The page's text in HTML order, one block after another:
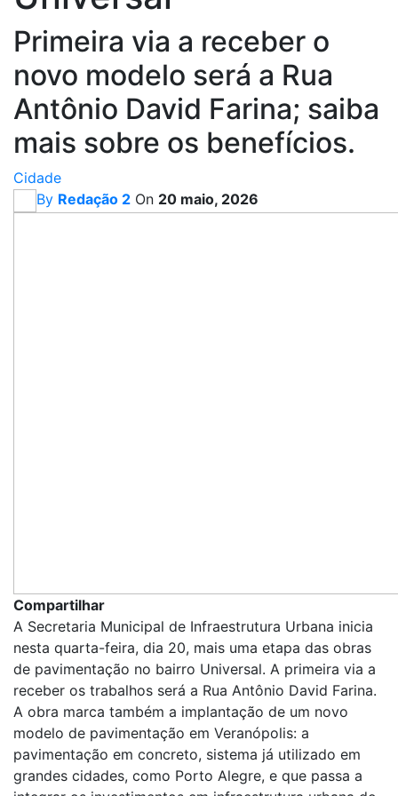
Primeira via a receber o
novo modelo será a Rua
Antônio David Farina; saiba
mais sobre os benefícios.
Cidade
By Redação 2 On 20 maio, 2026
Compartilhar
A Secretaria Municipal de Infraestrutura Urbana inicia
nesta quarta-feira, dia 20, mais uma etapa das obras
de pavimentação no bairro Universal. A primeira via a
receber os trabalhos será a Rua Antônio David Farina.
A obra marca também a implantação de um novo
modelo de pavimentação em Veranópolis: a
pavimentação em concreto, sistema já utilizado em
grandes cidades, como Porto Alegre, e que passa a